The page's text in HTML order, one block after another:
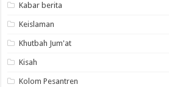
Kabar berita
Keislaman
Khutbah Jum'at
Kisah
Kolom Pesantren